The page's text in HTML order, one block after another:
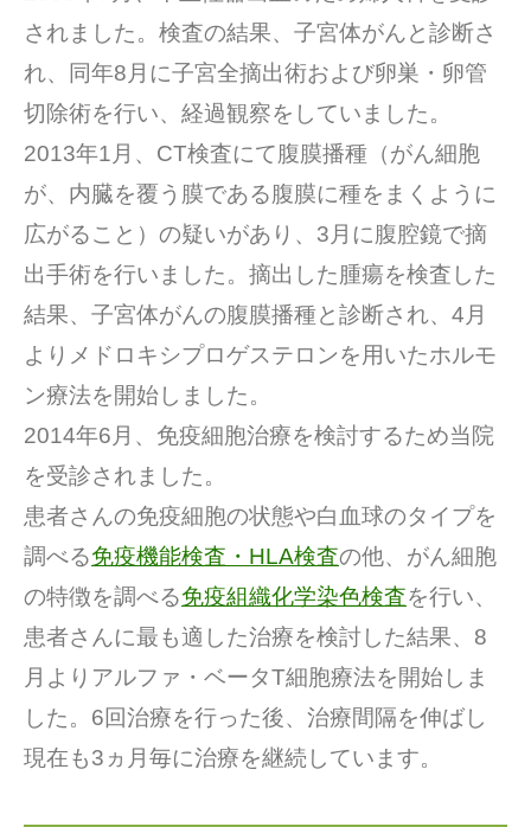
されました。検査の結果、子宮体がんと診断さ
れ、同年8月に子宮全摘出術および卵巣・卵管
切除術を行い、経過観察をしていました。
2013年1月、CT検査にて腹膜播種（がん細胞
が、内臓を覆う膜である腹膜に種をまくように
広がること）の疑いがあり、3月に腹腔鏡で摘
出手術を行いました。摘出した腫瘍を検査した
結果、子宮体がんの腹膜播種と診断され、4月
よりメドロキシプロゲステロンを用いたホルモ
ン療法を開始しました。
2014年6月、免疫細胞治療を検討するため当院
を受診されました。
患者さんの免疫細胞の状態や白血球のタイプを
調べる免疫機能検査・HLA検査の他、がん細胞
の特徴を調べる免疫組織化学染色検査を行い、
患者さんに最も適した治療を検討した結果、8
月よりアルファ・ベータT細胞療法を開始しま
した。6回治療を行った後、治療間隔を伸ばし
現在も3ヵ月毎に治療を継続しています。